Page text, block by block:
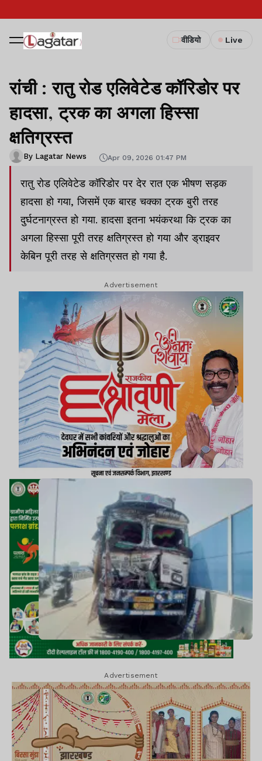
वीडियो Live
रांची : रातु रोड एलिवेटेड कॉरिडोर पर
हादसा, ट्रक का अगला हिस्सा
क्षतिग्रस्त
By Lagatar News Apr 09, 2026 01:47 PM
रातु रोड एलिवेटेड कॉरिडोर पर देर रात एक भीषण सड़क
हादसा हो गया, जिसमें एक बारह चक्का ट्रक बुरी तरह
दुर्घटनाग्रस्त हो गया. हादसा इतना भयंकरथा कि ट्रक का
अगला हिस्सा पूरी तरह क्षतिग्रस्त हो गया और ड्राइवर
केबिन पूरी तरह से क्षतिग्रसत हो गया है.
Advertisement
Advertisement